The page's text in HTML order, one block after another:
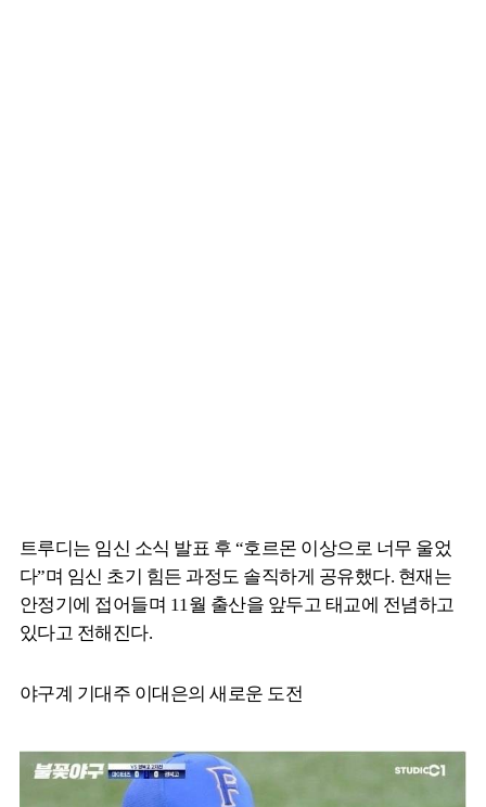
트루디는 임신 소식 발표 후 “호르몬 이상으로 너무 울었
다”며 임신 초기 힘든 과정도 솔직하게 공유했다. 현재는
안정기에 접어들며 11월 출산을 앞두고 태교에 전념하고
있다고 전해진다.
야구계 기대주 이대은의 새로운 도전